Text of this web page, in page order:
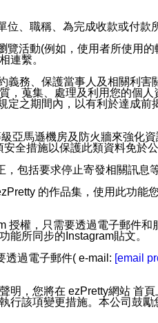
、職稱、為完成收款或付
活動(例如，使用者所使用
連繫。
務、保護當事人及相關利
，蒐集、處理及利用您的個人
之期間內，以有利於達成前
亞馬遜機房及防火牆來強化
全措施以保護此類資料免於
包括要求停止寄發相關訊息等
的作品集，使用此功能
權，只需要透過電子郵件
能所同步的Instagram貼文。
透過電子郵件( e-mail: [email
，您將在 ezPretty網站 首
該項變更措施。本公司鼓